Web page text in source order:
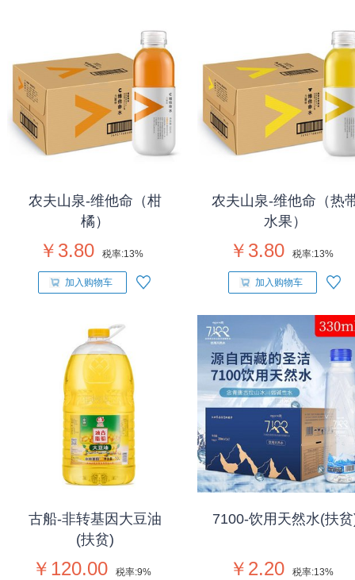
农夫山泉-维他命（柑
橘）
￥3.80 税率:13%
加入购物车
农夫山泉-维他命（热
水果）
￥3.80 税率:13%
加入购物车
古船-非转基因大豆油
(扶贫)
￥120.00 税率:9%
7100-饮用天然水(扶
￥2.20 税率:13%